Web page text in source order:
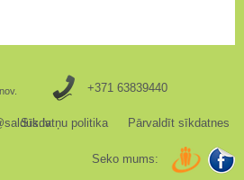
+371 63839440
Sīkdatņu politika Pārvaldīt sīkdatnes
Seko mums: